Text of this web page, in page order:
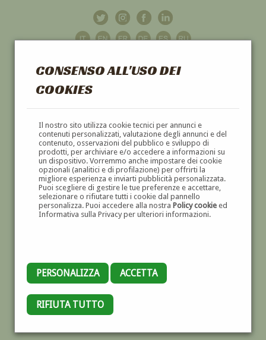
CONSENSO ALL'USO DEI
COOKIES
Il nostro sito utilizza cookie tecnici per annunci e
contenuti personalizzati, valutazione degli annunci e del
contenuto, osservazioni del pubblico e sviluppo di
prodotti, per archiviare e/o accedere a informazioni su
un dispositivo. Vorremmo anche impostare dei cookie
opzionali (analitici e di profilazione) per offrirti la
migliore esperienza e inviarti pubblicità personalizzata.
Puoi scegliere di gestire le tue preferenze e accettare,
selezionare o rifiutare tutti i cookie dal pannello
personalizza. Puoi accedere alla nostra Policy cookieed
Informativa sulla Privacy per ulteriori informazioni.
PERSONALIZZA ACCETTA
RIFIUTA TUTTO
GALLERIAD'ARTE
DIPINTI E SCULTURE '800 E '900